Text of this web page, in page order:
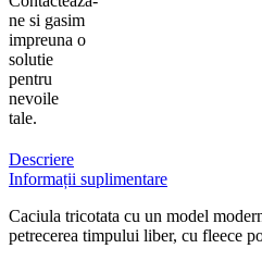
ne si gasim
impreuna o
solutie
pentru
nevoile
tale.
Descriere
Informații suplimentare
Caciula tricotata cu un model
petrecerea timpului liber, cu fleece